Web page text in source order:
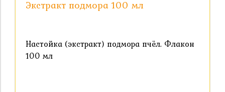
Экстракт подмора 100 мл
Настойка (экстракт) подмора пчёл. Флакон
100 мл